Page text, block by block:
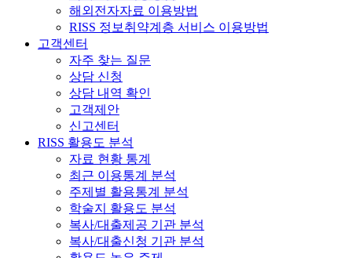
해외전자자료 이용방법
RISS 정보취약계층 서비스 이용방법
고객센터
자주 찾는 질문
상담 신청
상담 내역 확인
고객제안
신고센터
RISS 활용도 분석
자료 현황 통계
최근 이용통계 분석
주제별 활용통계 분석
학술지 활용도 분석
복사/대출제공 기관 분석
복사/대출신청 기관 분석